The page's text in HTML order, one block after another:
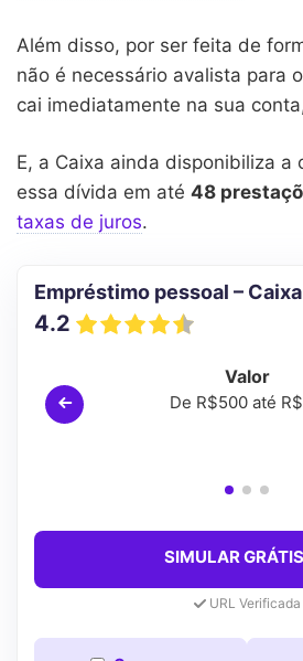
Além disso, por ser feita de
não é necessário avalista para
cai imediatamente na sua
E, a Caixa ainda disponibiliza a
essa dívida em até 48
taxas de juros.
Empréstimo pessoal – Caixa
4.2
Valor
De R$500 até
SIMULAR GRÁTIS
URL Verificada